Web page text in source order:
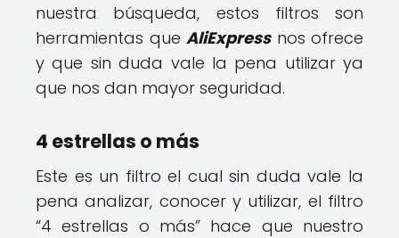
nuestra búsqueda, estos filtros son
herramientas que AliExpressnos ofrece
y que sin duda vale la pena utilizar ya
que nos dan mayor seguridad.
4 estrellas o más
Este es un filtro el cual sin duda vale la
pena analizar, conocer y utilizar, el filtro
“4 estrellas o más” hace que nuestro